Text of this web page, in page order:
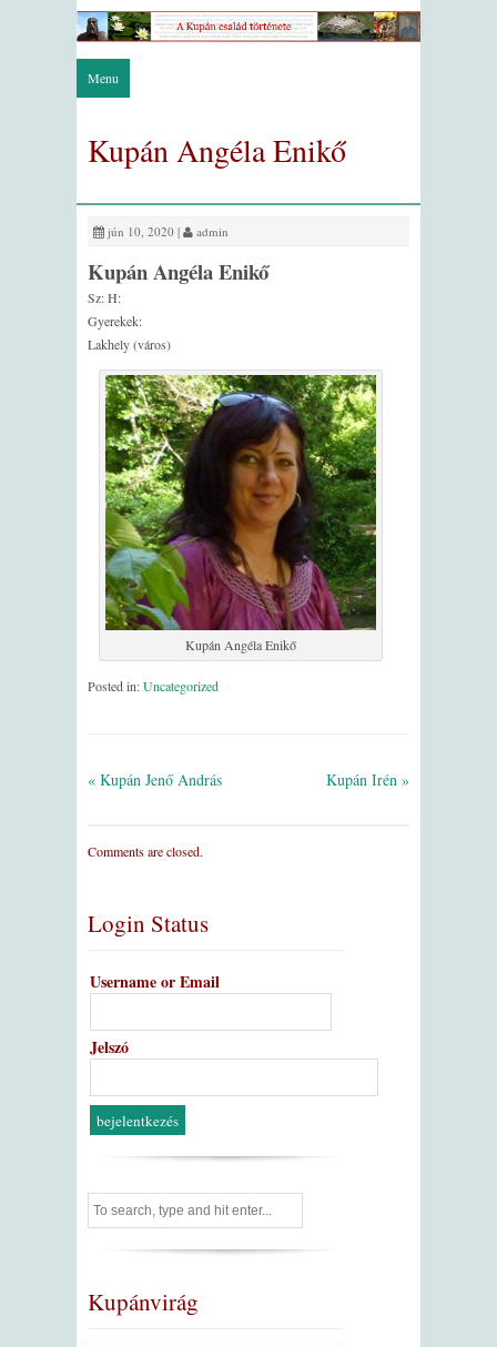
Menu
Kupán Angéla Enikő
jún 10, 2020 | admin
Kupán Angéla Enikő
Sz: H:
Gyerekek:
Lakhely (város)
Kupán Angéla Enikő
Posted in:Uncategorized
« Kupán Jenő András Kupán Irén »
Comments are closed.
Login Status
Username or Email
Jelszó
Kupánvirág